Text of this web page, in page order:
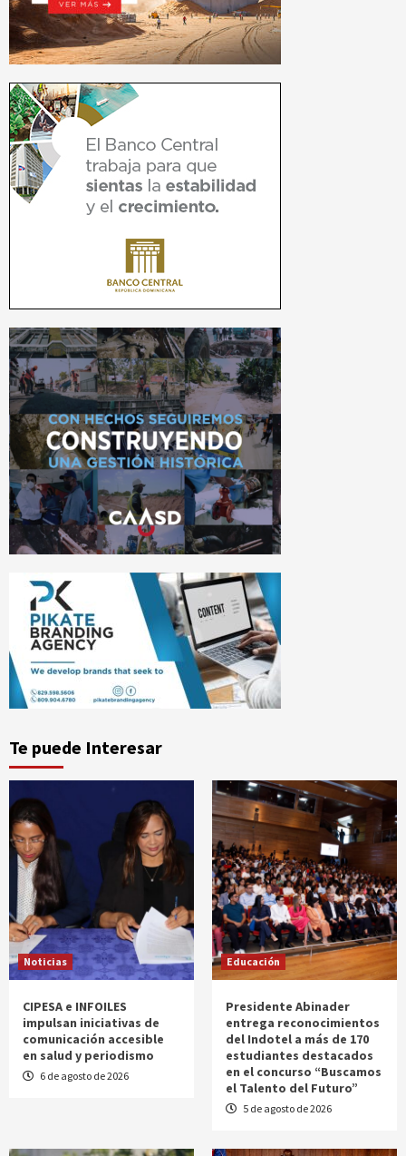
Te puede Interesar
Noticias
CIPESA e INFOILES
impulsan iniciativas de
comunicación accesible
en salud y periodismo
6 de agosto de 2026
Educación
Presidente Abinader
entrega reconocimientos
del Indotel a más de 170
estudiantes destacados
en el concurso “Buscamos
el Talento del Futuro”
5 de agosto de 2026